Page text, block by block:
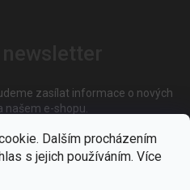
Dalším procházením
s jejich používáním. Více
zasílat informace o nových
našem e-shopu.
mail